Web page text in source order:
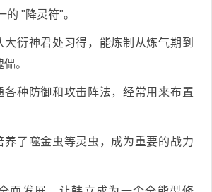
的 "降灵符"。
大衍神君处习得，能炼制从炼气期到
。
各种防御和攻击阵法，经常用来布置
养了噬金虫等灵虫，成为重要的战力